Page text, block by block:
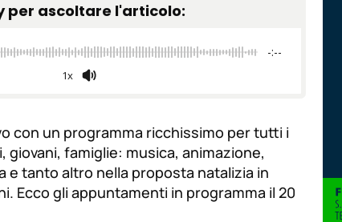
fuente.
de
fuente
de
fuente.
per ascoltare l'articolo:
-:--
1x
con un programma ricchissimo per tutti i
famiglie: musica, animazione,
e tanto altro nella proposta natalizia in
Ecco gli appuntamenti in programma il 20